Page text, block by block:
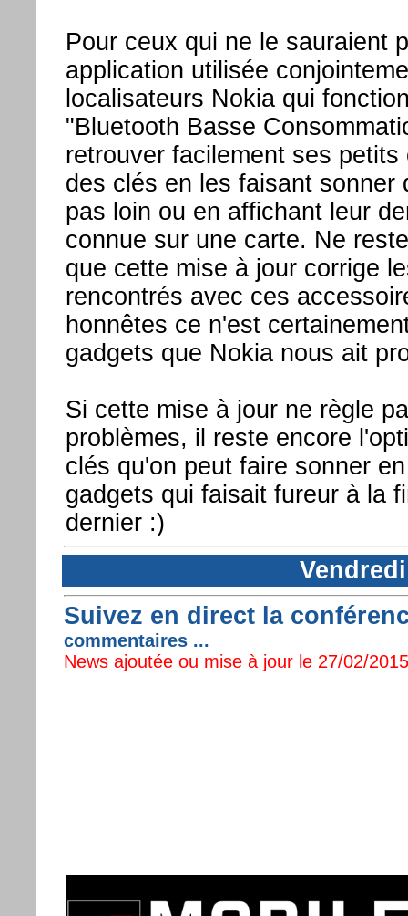
Pour ceux qui ne le sauraient
application utilisée
localisateurs Nokia qui
"Bluetooth Basse
retrouver facilement ses petits
des clés en les faisant sonner
pas loin ou en affichant leur
connue sur une carte. Ne
que cette mise à jour corrige
rencontrés avec ces
honnêtes ce n'est
gadgets que Nokia nous ait
Si cette mise à jour ne règle
problèmes, il reste encore
clés qu'on peut faire sonner
gadgets qui faisait fureur à la
dernier :)
Suivez en direct la
commentaires ...
News ajoutée ou mise à jour le 27/02/